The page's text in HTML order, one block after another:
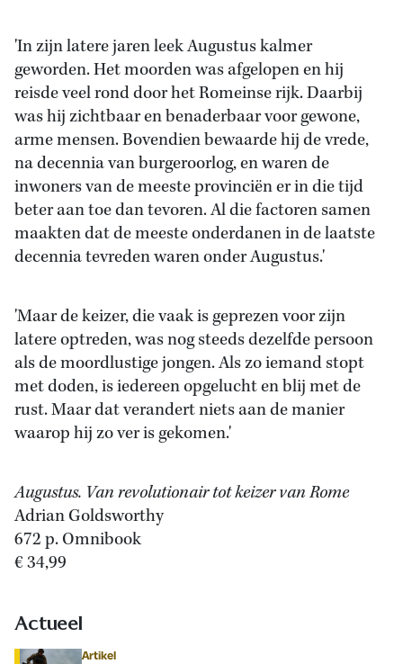
'In zijn latere jaren leek Augustus kalmer
geworden. Het moorden was afgelopen en hij
reisde veel rond door het Romeinse rijk. Daarbij
was hij zichtbaar en benaderbaar voor gewone,
arme mensen. Bovendien bewaarde hij de vrede,
na decennia van burgeroorlog, en waren de
inwoners van de meeste provinciën er in die tijd
beter aan toe dan tevoren. Al die factoren samen
maakten dat de meeste onderdanen in de laatste
decennia tevreden waren onder Augustus.'
'Maar de keizer, die vaak is geprezen voor zijn
latere optreden, was nog steeds dezelfde persoon
als de moordlustige jongen. Als zo iemand stopt
met doden, is iedereen opgelucht en blij met de
rust. Maar dat verandert niets aan de manier
waarop hij zo ver is gekomen.'
Augustus. Van revolutionair tot keizer van Rome
Adrian Goldsworthy
672 p. Omnibook
€ 34,99
Actueel
Artikel